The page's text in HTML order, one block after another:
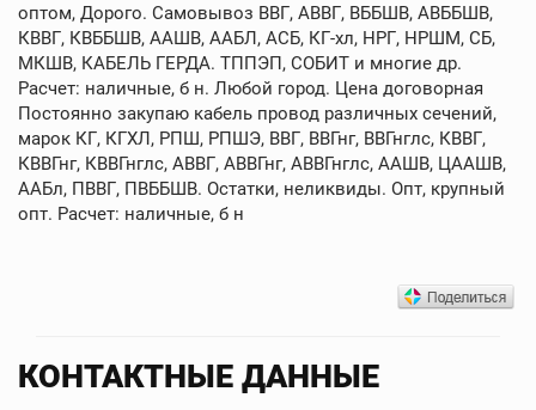
оптом, Дорого. Самовывоз ВВГ, АВВГ, ВББШВ, АВББШВ,
КВВГ, КВББШВ, ААШВ, ААБЛ, АСБ, КГ-хл, НРГ, НРШМ, СБ,
МКШВ, КАБЕЛЬ ГЕРДА. ТППЭП, СОБИТ и многие др.
Расчет: наличные, б н. Любой город. Цена договорная
Постоянно закупаю кабель провод различных сечений,
марок КГ, КГХЛ, РПШ, РПШЭ, ВВГ, ВВГнг, ВВГнглс, КВВГ,
КВВГнг, КВВГнглс, АВВГ, АВВГнг, АВВГнглс, ААШВ, ЦААШВ,
ААБл, ПВВГ, ПВББШВ. Остатки, неликвиды. Опт, крупный
опт. Расчет: наличные, б н
КОНТАКТНЫЕ ДАННЫЕ